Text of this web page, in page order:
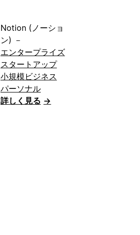
Notion (ノーショ
ン) －
エンタープライズ
スタートアップ
小規模ビジネス
パーソナル
詳しく見る →